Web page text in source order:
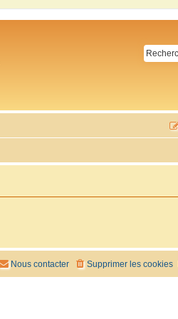
Supprimer les cookies
Nous contacter